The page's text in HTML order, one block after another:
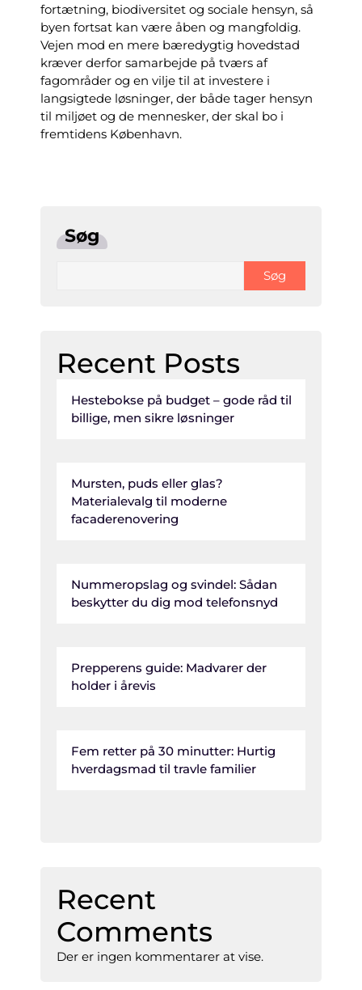
fortætning, biodiversitet og sociale hensyn, så
byen fortsat kan være åben og mangfoldig.
Vejen mod en mere bæredygtig hovedstad
kræver derfor samarbejde på tværs af
fagområder og en vilje til at investere i
langsigtede løsninger, der både tager hensyn
til miljøet og de mennesker, der skal bo i
fremtidens København.
Søg
Søg
Recent Posts
Hestebokse på budget – gode råd til
billige, men sikre løsninger
Mursten, puds eller glas?
Materialevalg til moderne
facaderenovering
Nummeropslag og svindel: Sådan
beskytter du dig mod telefonsnyd
Prepperens guide: Madvarer der
holder i årevis
Fem retter på 30 minutter: Hurtig
hverdagsmad til travle familier
Recent
Comments
Der er ingen kommentarer at vise.